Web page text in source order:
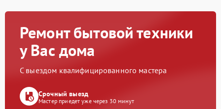
Ремонт бытовой техники
у Вас дома
С выездом квалифицированного мастера
Срочный выезд
Мастер приедет уже через 30 минут